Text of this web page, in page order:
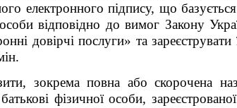
електронного підпису, що
відповідно до вимог Закону
довірчі послуги» та зареєструвати
зокрема повна або скорочена
фізичної особи,